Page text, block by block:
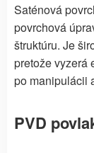
Saténová
povrchová
štruktúru. Je
pretože vyzerá
po manipulácii
PVD